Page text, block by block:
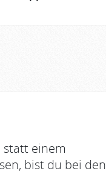
einem
bist du bei den